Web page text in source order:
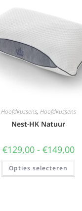
Hoofdkussens, Hoofdkussens
Nest-HK Natuur
€129,00 - €149,00
Opties selecteren